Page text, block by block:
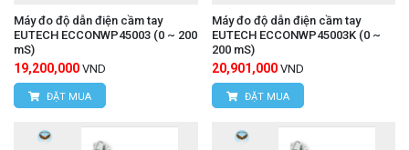
Máy đo độ dẫn điện cầm tay
EUTECH ECCONWP45003 (0 ~ 200
mS)
19,200,000 VND
ĐẶT MUA
Máy đo độ dẫn điện cầm tay
EUTECH ECCONWP45003K (0 ~
200 mS)
20,901,000 VND
ĐẶT MUA